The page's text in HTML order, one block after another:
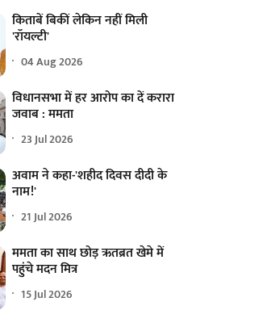
किताबें बिकीं लेकिन नहीं मिली
'रॉयल्टी'
04 Aug 2026
विधानसभा में हर आरोप का दें करारा
जवाब : ममता
23 Jul 2026
अवाम ने कहा-'शहीद दिवस दीदी के
नाम!'
21 Jul 2026
ममता का साथ छोड़ ऋतब्रत खेमे में
पहुंचे मदन मित्र
15 Jul 2026